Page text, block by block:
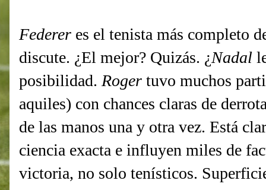
Federer es el tenista más completo
discute. ¿El mejor? Quizás. ¿Nadal
posibilidad. Roger tuvo muchos
aquiles) con chances claras de
de las manos una y otra vez. Está
ciencia exacta e influyen miles de
victoria, no solo tenísticos.